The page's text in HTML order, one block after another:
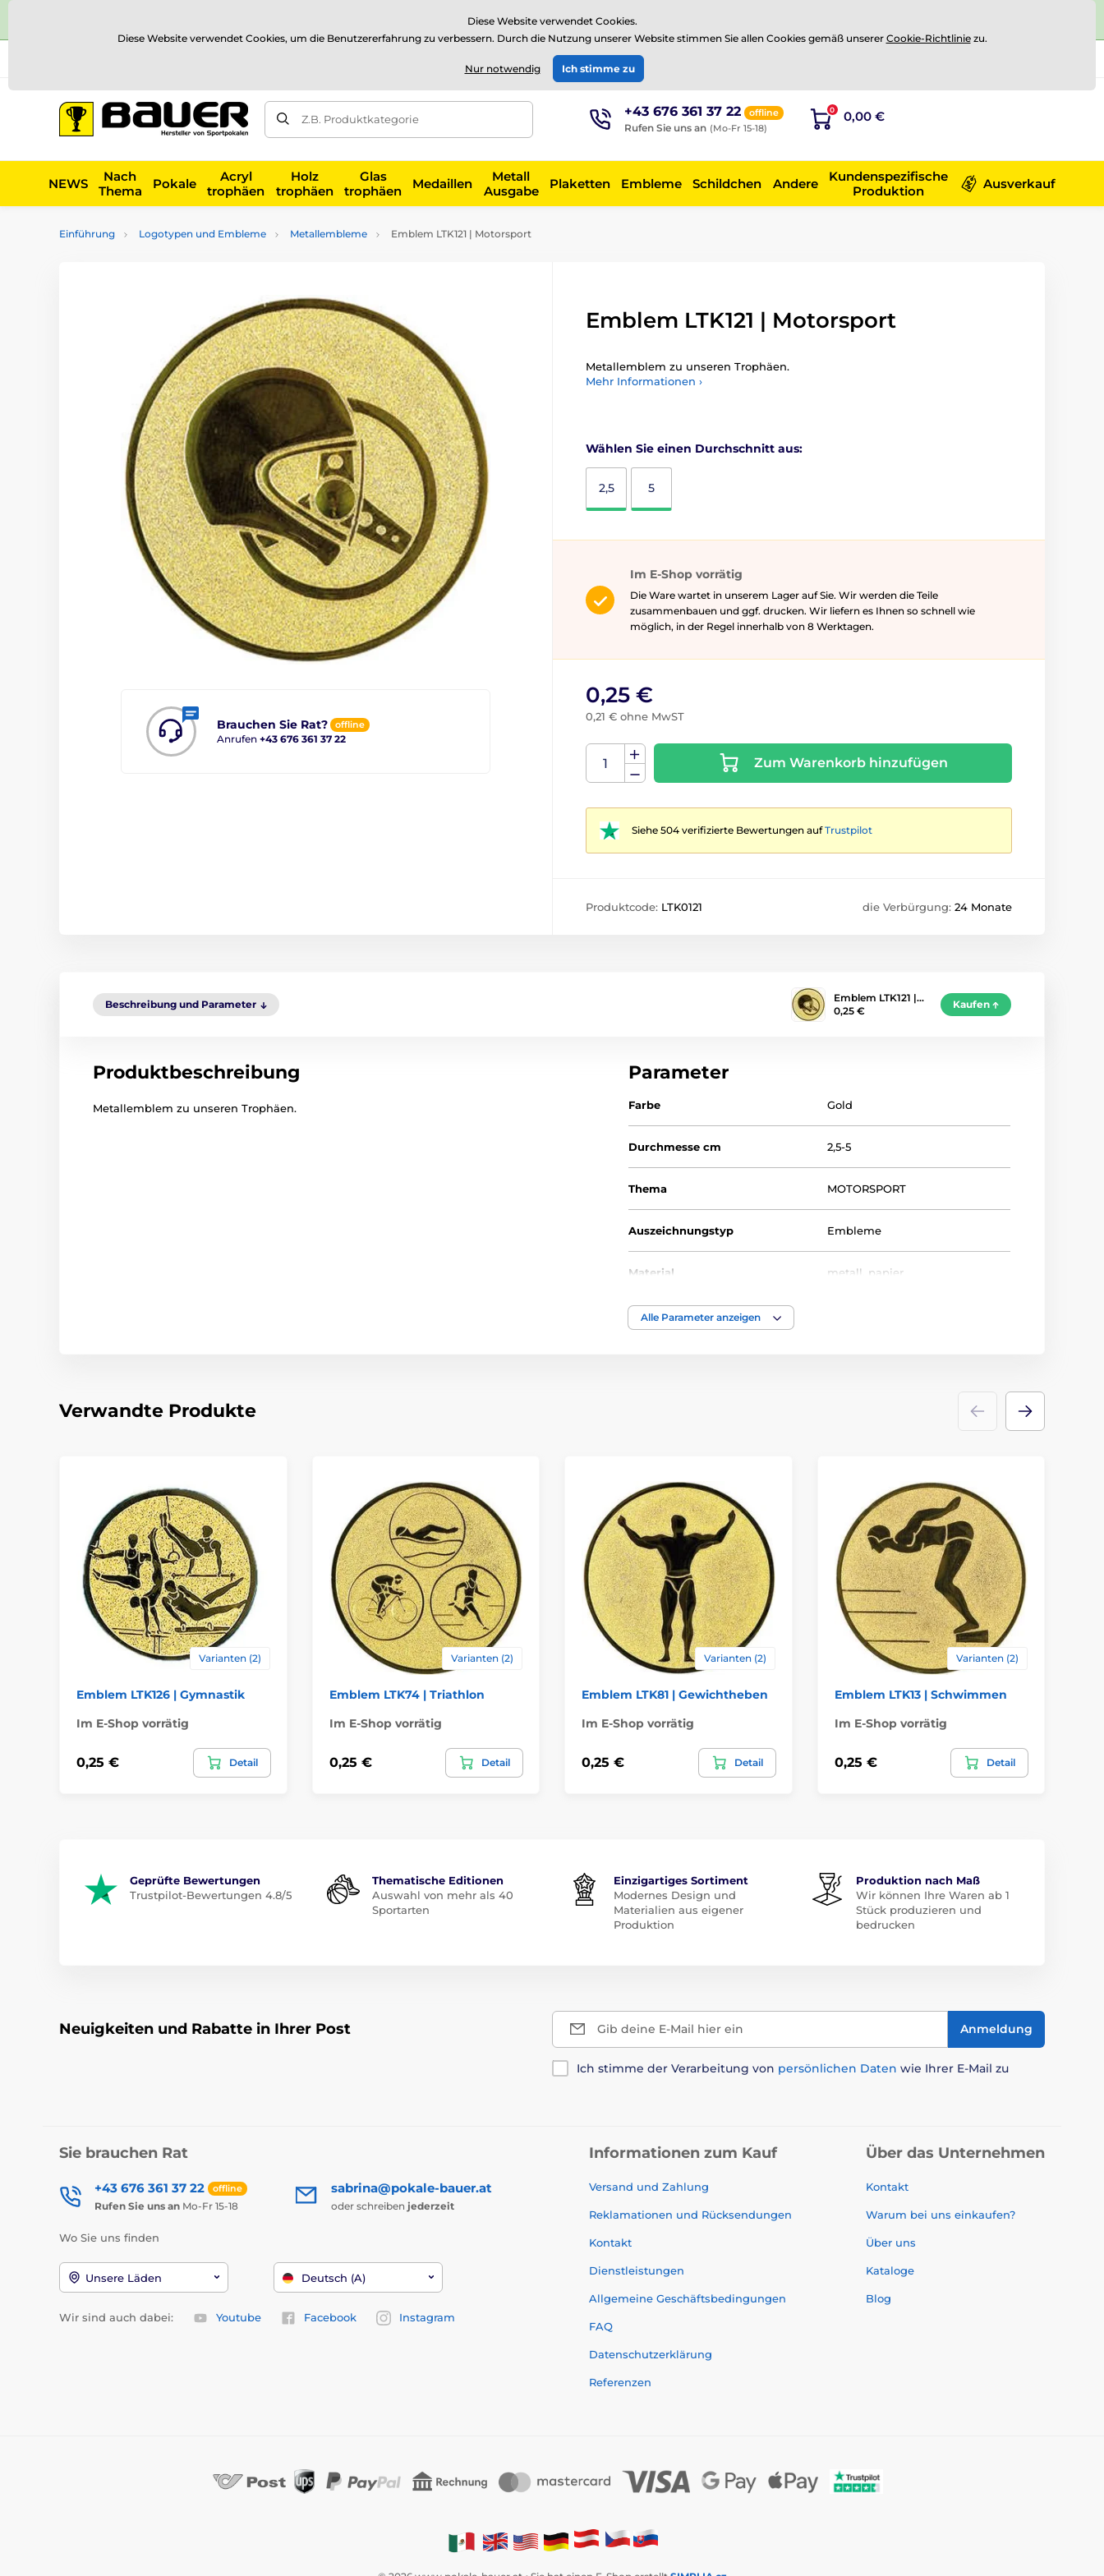
⭐Siehe 504 verifizierte Bewertungen aufTrustpilot
EUR
Z.B. Produktkategorie +43 676 361 37 22 offline
Rufen Sie uns an (Mo-Fr 15-18)
0 0,00 €
NEWS
Nach
Thema
Pokale
Acryl
trophäen
Holz
trophäen
Glas
trophäen
Medaillen
Metall
Ausgabe
Plaketten Embleme Schildchen Andere
Kundenspezifische
Produktion
Ausverkauf
Einführung Logotypen und Embleme Metallembleme Emblem LTK121 | Motorsport
Brauchen Sie Rat? offline
Anrufen +43 676 361 37 22
Emblem LTK121 | Motorsport
Metallemblem zu unseren Trophäen.
Mehr Informationen ›
Wählen Sie einen Durchschnitt aus:
2,5 5
Im E-Shop vorrätig
Die Ware wartet in unserem Lager auf Sie. Wir werden die Teile
zusammenbauen und ggf. drucken. Wir liefern es Ihnen so schnell wie
möglich, in der Regel innerhalb von 8 Werktagen.
0,25 €
0,21 € ohne MwST
Zum Warenkorb hinzufügen
Siehe 504 verifizierte Bewertungen aufTrustpilot
Produktcode: LTK0121 die Verbürgung: 24 Monate
Beschreibung und Parameter
Emblem LTK121 |…
0,25 €
Kaufen
Produktbeschreibung
Metallemblem zu unseren Trophäen.
Parameter
Farbe Gold
Durchmesse cm 2,5-5
Thema MOTORSPORT
Auszeichnungstyp Embleme
Material metall papier
Alle Parameter anzeigen
Verwandte Produkte
Varianten (2)
Emblem LTK126 | Gymnastik
Im E-Shop vorrätig
0,25 € Detail
Varianten (2)
Emblem LTK74 | Triathlon
Im E-Shop vorrätig
0,25 € Detail
Varianten (2)
Emblem LTK81 | Gewichtheben
Im E-Shop vorrätig
0,25 € Detail
Varianten (2)
Emblem LTK13 | Schwimmen
Im E-Shop vorrätig
0,25 € Detail
Geprüfte Bewertungen
Trustpilot-Bewertungen 4.8/5
Thematische Editionen
Auswahl von mehr als 40
Sportarten
Einzigartiges Sortiment
Modernes Design und
Materialien aus eigener
Produktion
Produktion nach Maß
Wir können Ihre Waren ab 1
Stück produzieren und
bedrucken
Neuigkeiten und Rabatte in Ihrer Post Gib deine E-Mail hier ein Anmeldung
Ich stimme der Verarbeitung von persönlichen Daten wie Ihrer E-Mail zu
Sie brauchen Rat
+43 676 361 37 22 offline
Rufen Sie uns an Mo-Fr 15-18
sabrina@pokale-bauer.at
oder schreiben jederzeit
Wo Sie uns finden
Unsere Läden Deutsch (A)
Wir sind auch dabei: Youtube Facebook Instagram
Informationen zum Kauf
Versand und Zahlung
Reklamationen und Rücksendungen
Kontakt
Dienstleistungen
Allgemeine Geschäftsbedingungen
FAQ
Datenschutzerklärung
Referenzen
Über das Unternehmen
Kontakt
Warum bei uns einkaufen?
Über uns
Kataloge
Blog
Diese Website verwendet Cookies.
Diese Website verwendet Cookies, um die Benutzererfahrung zu verbessern. Durch die Nutzung unserer Website stimmen Sie allen Cookies gemäß unserer Cookie-Richtliniezu.
Nur notwendig Ich stimme zu